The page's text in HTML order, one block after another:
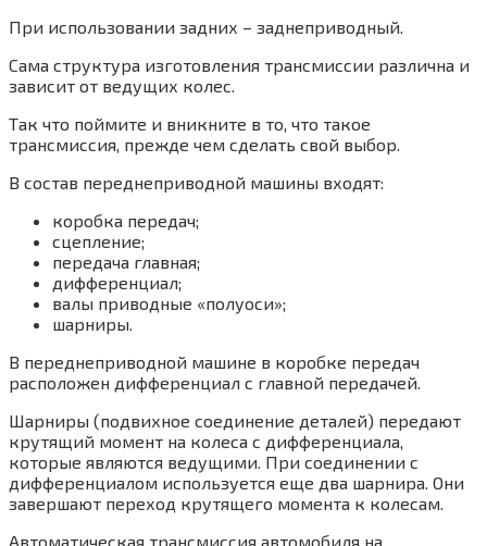
При использовании задних – заднеприводный.
Сама структура изготовления трансмиссии различна и
зависит от ведущих колес.
Так что поймите и вникните в то, что такое
трансмиссия, прежде чем сделать свой выбор.
В состав переднеприводной машины входят:
коробка передач;
сцепление;
передача главная;
дифференциал;
валы приводные «полуоси»;
шарниры.
В переднеприводной машине в коробке передач
расположен дифференциал с главной передачей.
Шарниры (подвихное соединение деталей) передают
крутящий момент на колеса с дифференциала,
которые являются ведущими. При соединении с
дифференциалом используется еще два шарнира. Они
завершают переход крутящего момента к колесам.
Автоматическая трансмиссия автомобиля на